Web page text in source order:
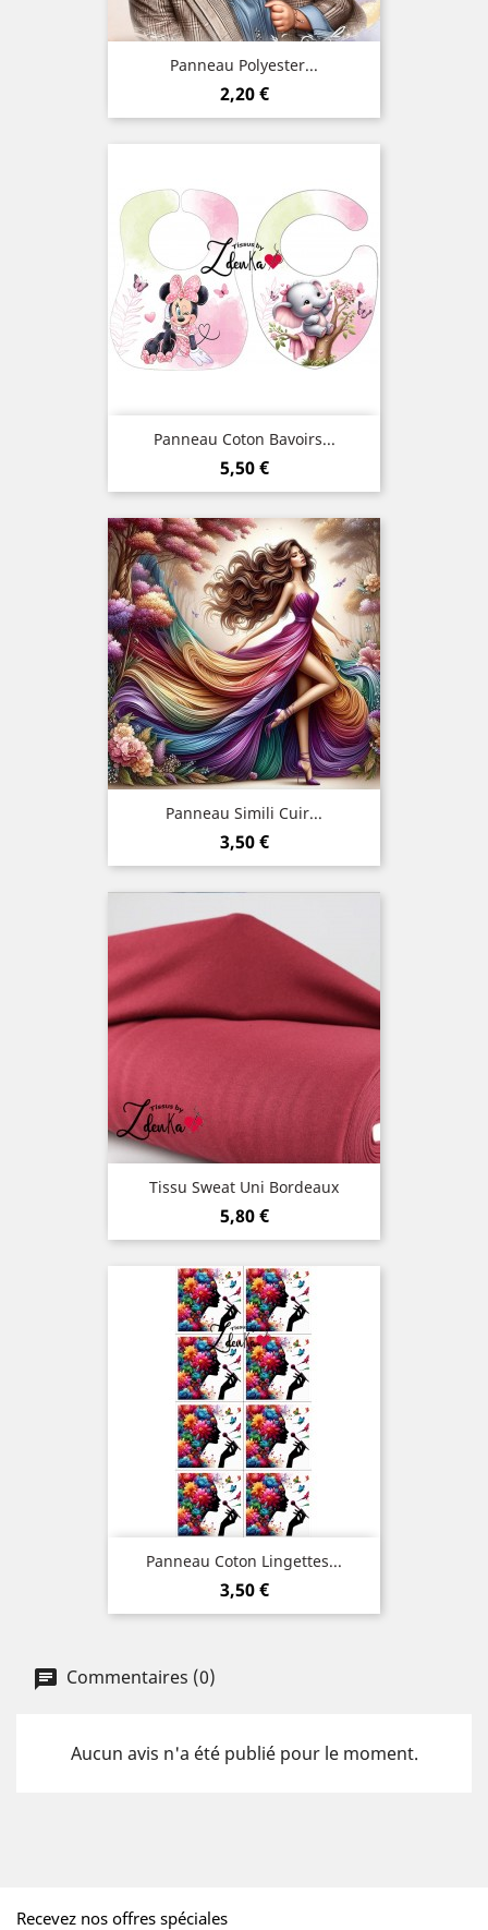
Panneau Polyester...
Prix
2,20 €
Panneau Coton Bavoirs...
Prix
5,50 €
Panneau Simili Cuir...
Prix
3,50 €
Tissu Sweat Uni Bordeaux
Prix
5,80 €
Panneau Coton Lingettes...
Prix
3,50 €
Commentaires (0)
Aucun avis n'a été publié pour le moment.
Recevez nos offres spéciales